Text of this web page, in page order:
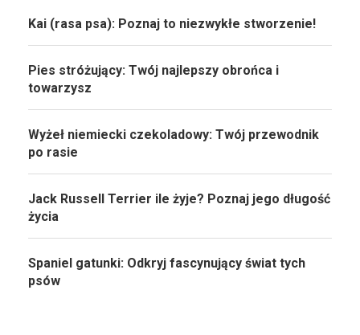
Kai (rasa psa): Poznaj to niezwykłe stworzenie!
Pies stróżujący: Twój najlepszy obrońca i
towarzysz
Wyżeł niemiecki czekoladowy: Twój przewodnik
po rasie
Jack Russell Terrier ile żyje? Poznaj jego długość
życia
Spaniel gatunki: Odkryj fascynujący świat tych
psów